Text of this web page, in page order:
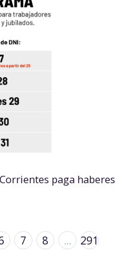
paga haberes
7 8 ...
291